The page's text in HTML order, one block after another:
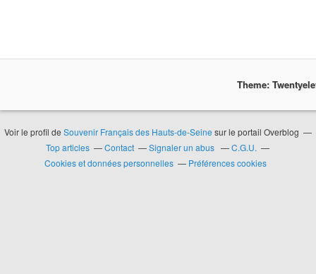
Theme:
Voir le profil de Souvenir Français des Hauts-de-Seine sur le portail Overblog
Top articles
Contact Signaler un abus
C.G.U.
Cookies et données personnelles
Préférences cookies